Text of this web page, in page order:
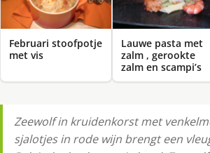
Februari stoofpotje
met vis
Lauwe pasta met
zalm , gerookte
zalm en scampi’s
Zeewolf in kruidenkorst met
sjalotjes in rode wijn brengt een